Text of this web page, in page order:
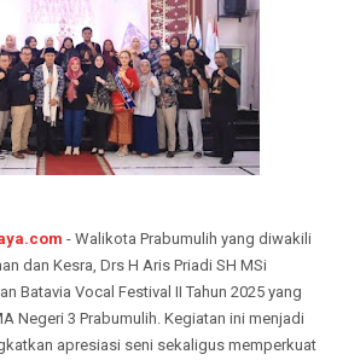
- Walikota Prabumulih yang diwakili
dan Kesra, Drs H Aris Priadi SH MSi
Batavia Vocal Festival II Tahun 2025 yang
Negeri 3 Prabumulih. Kegiatan ini menjadi
apresiasi seni sekaligus memperkuat